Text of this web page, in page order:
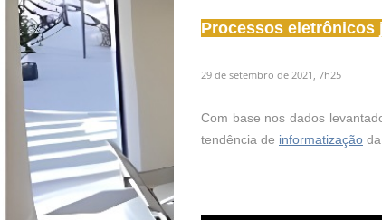
Processos eletrônicos
29 de setembro de 2021, 7h25
Com base nos dados
tendência de informatização